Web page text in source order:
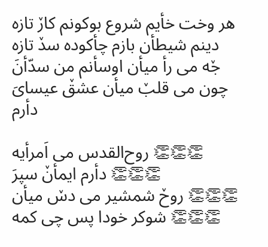
هر وخت خأیم شروع بوکونم کارٚ تازه
دینم شیطأن بازم چأکودهسدٚ تازه
جٚه می رأ میأن اوسأنم من سدّأنَ
چون می قلبٚ میأن عشقٚ عیسایَ
دأرم
روح‌القدس می اَمرأیه 👏👏👏
دأرم ایمأنٚ سپرَ 👏👏👏
روحٚ شمشیر می دسٚ میأن 👏👏👏
شوکر خودا پس چی کمه 👏👏👏